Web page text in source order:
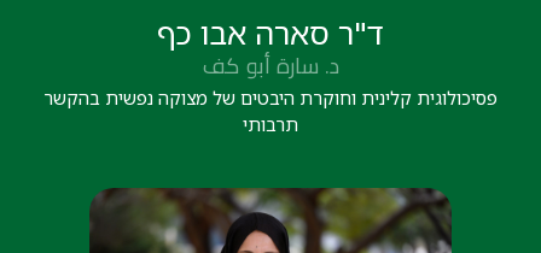
ד"ר סארה אבו כף
د. سارة أبو كف
פסיכולוגית קלינית וחוקרת היבטים של מצוקה נפשית בהקשר
תרבותי